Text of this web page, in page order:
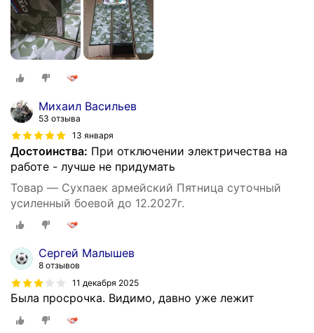
Михаил Васильев
53 отзыва
13 января
Достоинства: При отключении электричества на
работе - лучше не придумать
Товар — Сухпаек армейский Пятница суточный
усиленный боевой до 12.2027г.
Сергей Малышев
8 отзывов
11 декабря 2025
Была просрочка. Видимо, давно уже лежит